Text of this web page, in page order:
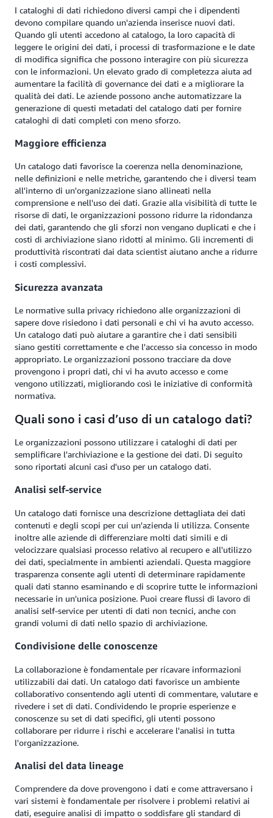
I cataloghi di dati richiedono diversi campi che i dipendenti
devono compilare quando un'azienda inserisce nuovi dati.
Quando gli utenti accedono al catalogo, la loro capacità di
leggere le origini dei dati, i processi di trasformazione e le date
di modifica significa che possono interagire con più sicurezza
con le informazioni. Un elevato grado di completezza aiuta ad
aumentare la facilità di governance dei dati e a migliorare la
qualità dei dati. Le aziende possono anche automatizzare la
generazione di questi metadati del catalogo dati per fornire
cataloghi di dati completi con meno sforzo.
Maggiore efficienza
Un catalogo dati favorisce la coerenza nella denominazione,
nelle definizioni e nelle metriche, garantendo che i diversi team
all'interno di un'organizzazione siano allineati nella
comprensione e nell'uso dei dati. Grazie alla visibilità di tutte le
risorse di dati, le organizzazioni possono ridurre la ridondanza
dei dati, garantendo che gli sforzi non vengano duplicati e che i
costi di archiviazione siano ridotti al minimo. Gli incrementi di
produttività riscontrati dai data scientist aiutano anche a ridurre
i costi complessivi.
Sicurezza avanzata
Le normative sulla privacy richiedono alle organizzazioni di
sapere dove risiedono i dati personali e chi vi ha avuto accesso.
Un catalogo dati può aiutare a garantire che i dati sensibili
siano gestiti correttamente e che l'accesso sia concesso in modo
appropriato. Le organizzazioni possono tracciare da dove
provengono i propri dati, chi vi ha avuto accesso e come
vengono utilizzati, migliorando così le iniziative di conformità
normativa.
Quali sono i casi d’uso di un catalogo dati?
Le organizzazioni possono utilizzare i cataloghi di dati per
semplificare l'archiviazione e la gestione dei dati. Di seguito
sono riportati alcuni casi d'uso per un catalogo dati.
Analisi self-service
Un catalogo dati fornisce una descrizione dettagliata dei dati
contenuti e degli scopi per cui un'azienda li utilizza. Consente
inoltre alle aziende di differenziare molti dati simili e di
velocizzare qualsiasi processo relativo al recupero e all'utilizzo
dei dati, specialmente in ambienti aziendali. Questa maggiore
trasparenza consente agli utenti di determinare rapidamente
quali dati stanno esaminando e di scoprire tutte le informazioni
necessarie in un'unica posizione. Puoi creare flussi di lavoro di
analisi self-service per utenti di dati non tecnici, anche con
grandi volumi di dati nello spazio di archiviazione.
Condivisione delle conoscenze
La collaborazione è fondamentale per ricavare informazioni
utilizzabili dai dati. Un catalogo dati favorisce un ambiente
collaborativo consentendo agli utenti di commentare, valutare e
rivedere i set di dati. Condividendo le proprie esperienze e
conoscenze su set di dati specifici, gli utenti possono
collaborare per ridurre i rischi e accelerare l'analisi in tutta
l'organizzazione.
Analisi del data lineage
Comprendere da dove provengono i dati e come attraversano i
vari sistemi è fondamentale per risolvere i problemi relativi ai
dati, eseguire analisi di impatto o soddisfare gli standard di